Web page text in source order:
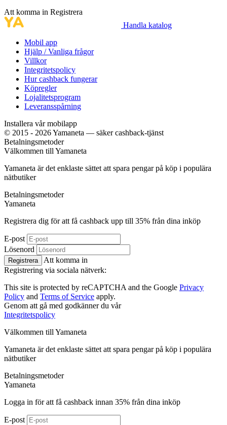
Att komma in Registrera
Handla katalog
Mobil app
Hjälp / Vanliga frågor
Villkor
Integritetspolicy
Hur cashback fungerar
Köpregler
Lojalitetsprogram
Leveransspårning
Installera vår mobilapp
© 2015 - 2026 Yamaneta — säker cashback-tjänst
Betalningsmetoder
Välkommen till Yamaneta
Yamaneta är det enklaste sättet att spara pengar på köp i populära
nätbutiker
Betalningsmetoder
Yamaneta
Registrera dig för att få cashback upp till 35% från dina inköp
E-post
Lösenord
Registrera
Att komma in
Registrering via sociala nätverk:
This site is protected by reCAPTCHA and the Google Privacy
Policy and Terms of Service apply.
Genom att gå med godkänner du vår
Integritetspolicy
Välkommen till Yamaneta
Yamaneta är det enklaste sättet att spara pengar på köp i populära
nätbutiker
Betalningsmetoder
Yamaneta
Logga in för att få cashback innan 35% från dina inköp
E-post